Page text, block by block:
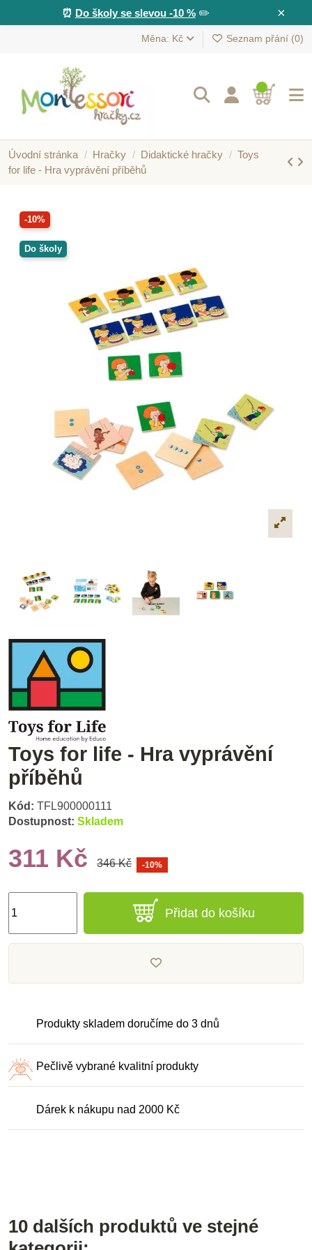
×
⏰ Do školy se slevou -10 %✏️
Měna: Kč Seznam přání (0)
Úvodní stránka Hračky Didaktické hračky
Toys
for life - Hra vyprávění příběhů
-10%
Do školy
Toys for life - Hra vyprávění
příběhů
Kód: TFL900000111
Dostupnost: Skladem
311 Kč 346 Kč -10%
Přidat do košíku
Produkty skladem doručíme do 3 dnů
Pečlivě vybrané kvalitní produkty
Dárek k nákupu nad 2000 Kč
10 dalších produktů ve stejné